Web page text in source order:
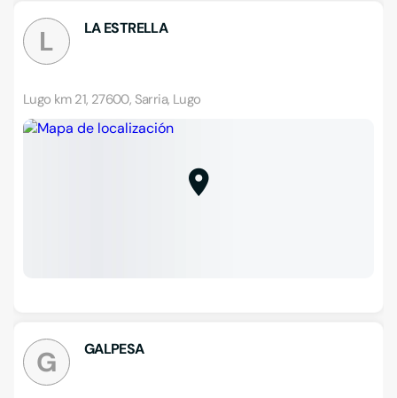
L LA ESTRELLA
Lugo km 21, 27600, Sarria, Lugo
G GALPESA